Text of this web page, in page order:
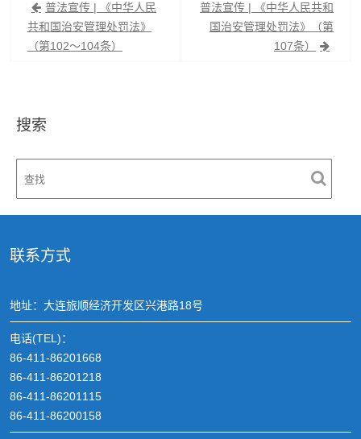
章
导
普法宣传 | 《中华人民
共和国治安管理处罚法》
（第102～104条）
普法宣传 | 《中华人民共和
国治安管理处罚法》（第
107条）
搜索
联系方式
地址：大连旅顺经济开发区兴港路18号
电话(TEL)：
86-411-86201668
86-411-86201218
86-411-86201115
86-411-86200158